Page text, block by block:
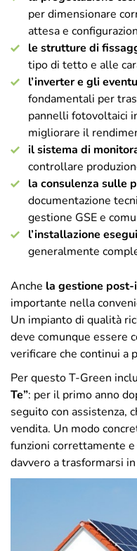
per dimensionare
attesa e
le strutture di
tipo di tetto e alle
l’inverter e gli
fondamentali per
pannelli fotovoltaici
migliorare il
il sistema di
controllare
la consulenza sulle
documentazione
gestione GSE e
l’installazione
generalmente
Anche la gestione
importante nella
Un impianto di qualità
deve comunque essere
verificare che continui a
Per questo T-Green
Te”: per il primo anno
seguito con assistenza,
vendita. Un modo
funzioni correttamente
davvero a trasformarsi